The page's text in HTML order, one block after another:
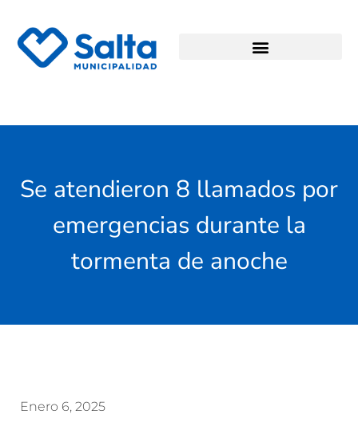
Se atendieron 8 llamados por
emergencias durante la
tormenta de anoche
Enero 6, 2025